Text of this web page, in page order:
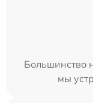
Большинство
мы